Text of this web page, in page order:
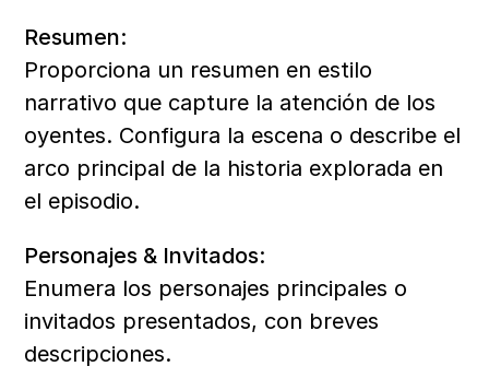
Resumen:
Proporciona un resumen en estilo
narrativo que capture la atención de los
oyentes. Configura la escena o describe el
arco principal de la historia explorada en
el episodio.
Personajes & Invitados:
Enumera los personajes principales o
invitados presentados, con breves
descripciones.